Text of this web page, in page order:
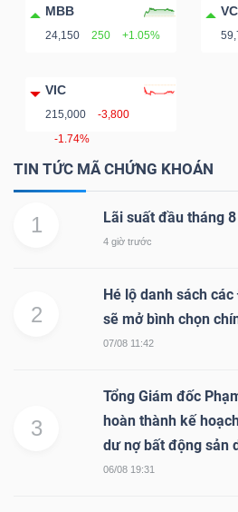
MBB
24,150 250 +1.05%
VIC
215,000
-3,800
-1.74%
TIN TỨC MÃ CHỨNG KHOÁN
1 Lãi suất đầu tháng
4 giờ trước
2
Hé lộ danh sách
sẽ mở bình chọn
07/08 11:42
3
Tổng Giám đốc
hoàn thành kế
dư nợ bất động sản
06/08 19:31
LƯỢNG
NGUYÊN
VẬT
LIỆU
NGHIỆP
TIÊU